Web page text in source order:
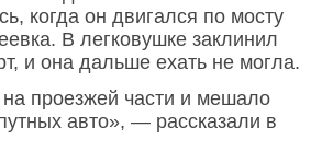
когда он двигался по мосту
В легковушке заклинил
и она дальше ехать не могла.
проезжей части и мешало
авто», — рассказали в